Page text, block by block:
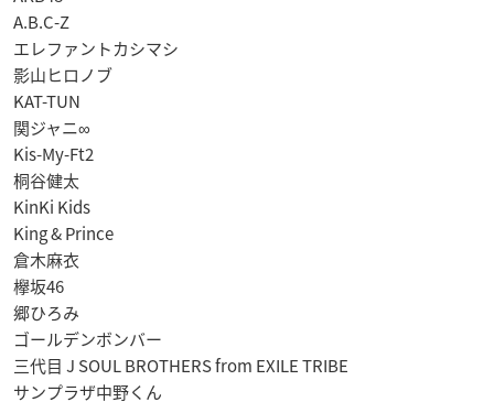
A.B.C-Z
エレファントカシマシ
影山ヒロノブ
KAT-TUN
関ジャニ∞
Kis-My-Ft2
桐谷健太
KinKi Kids
King & Prince
倉木麻衣
欅坂46
郷ひろみ
ゴールデンボンバー
三代目 J SOUL BROTHERS from EXILE TRIBE
サンプラザ中野くん